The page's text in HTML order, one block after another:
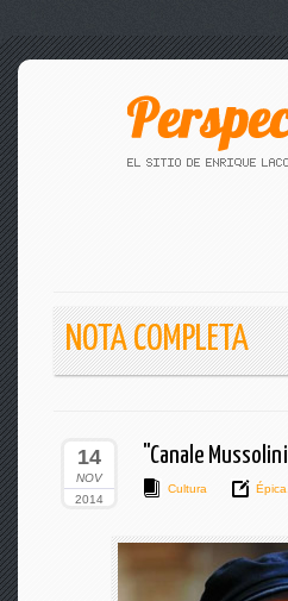
NOTA COMPLETA
14
NOV
2014
"Canale Mussolini"
Cultura Épica